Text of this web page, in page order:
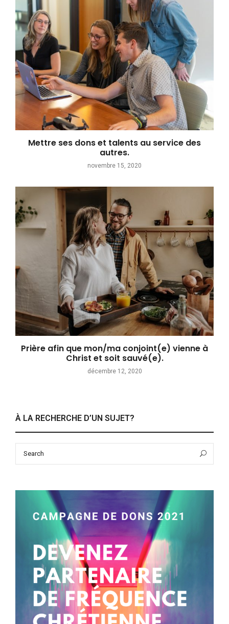
Mettre ses dons et talents au service des
autres.
novembre 15, 2020
Prière afin que mon/ma conjoint(e) vienne à
Christ et soit sauvé(e).
décembre 12, 2020
À LA RECHERCHE D’UN SUJET?